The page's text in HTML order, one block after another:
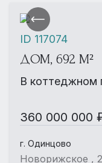
ДОМ, 692 М²
В коттеджном
360 000 000
г. Одинцово
Новорижское ,
ID 117074